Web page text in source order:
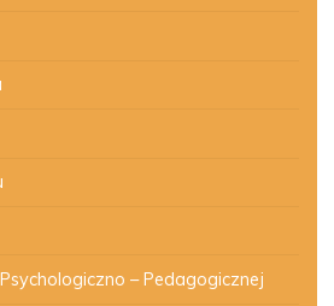
– Pedagogicznej